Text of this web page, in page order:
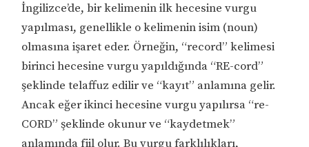
İngilizce’de, bir kelimenin ilk hecesine vurgu
yapılması, genellikle o kelimenin isim (noun)
olmasına işaret eder. Örneğin, “record” kelimesi
birinci hecesine vurgu yapıldığında “RE-cord”
şeklinde telaffuz edilir ve “kayıt” anlamına gelir.
Ancak eğer ikinci hecesine vurgu yapılırsa “re-
CORD” şeklinde okunur ve “kaydetmek”
anlamında fiil olur. Bu vurgu farklılıkları,